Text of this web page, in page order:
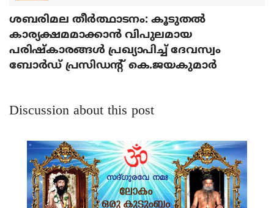
ശബരിമല തീര്‍ത്ഥാടനം: കൂടുതല്‍
കാര്യക്ഷമമാക്കാന്‍ വിപുലമായ
പരിഷ്‌കാരങ്ങള്‍ പ്രഖ്യാപിച്ച് ദേവസ്വം
ബോര്‍ഡ് പ്രസിഡന്റ് കെ.ജയകുമാര്‍
Discussion about this post